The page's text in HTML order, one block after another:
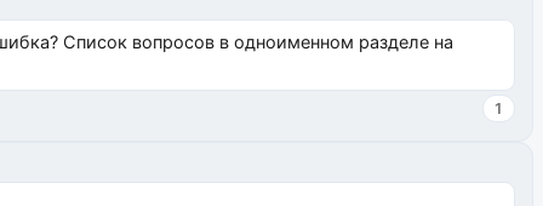
Список вопросов в одноименном разделе на
1